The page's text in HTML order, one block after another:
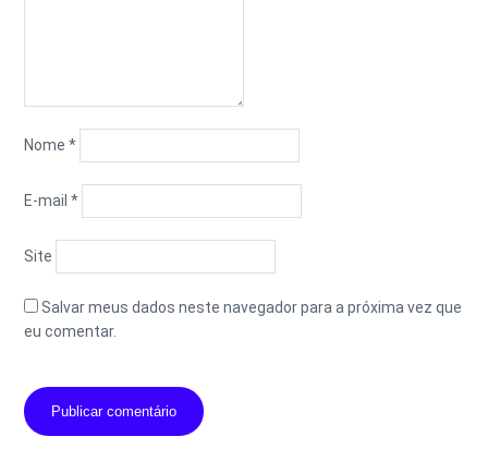
Nome*
E-mail*
Site
Salvar meus dados neste navegador para a próxima vez que
eu comentar.